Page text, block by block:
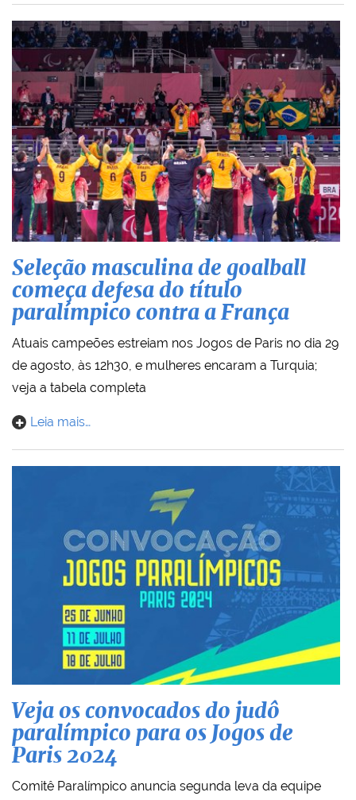
Seleção masculina de goalball
começa defesa do título
paralímpico contra a França
Atuais campeões estreiam nos Jogos de Paris no dia 29
de agosto, às 12h30, e mulheres encaram a Turquia;
veja a tabela completa
Leia mais…
Veja os convocados do judô
paralímpico para os Jogos de
Paris 2024
Comitê Paralímpico anuncia segunda leva da equipe